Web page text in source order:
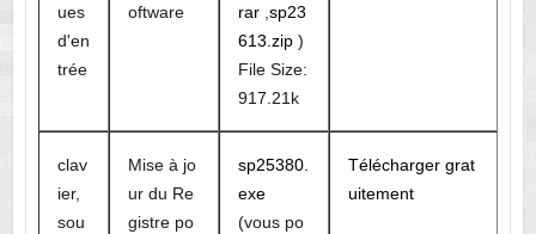
ues
d'en
trée
oftware
rar, sp23
613.zip)
File Size:
917.21k
clav
ier,
sou
Mise à jo
ur du Re
gistre po
sp25380.
exe
(vous po
Télécharger grat
uitement